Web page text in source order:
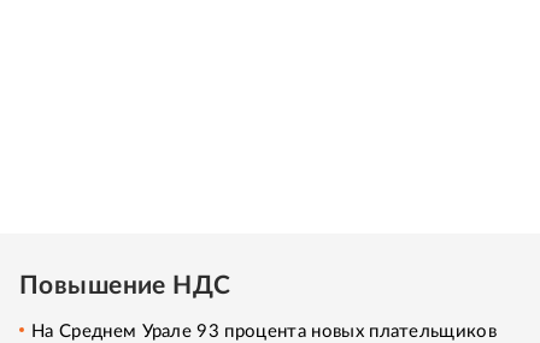
Повышение НДС
На Среднем Урале 93 процента новых плательщиков